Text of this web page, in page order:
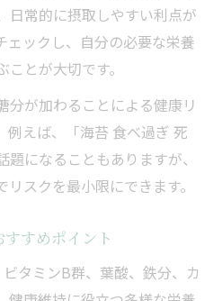
日常的に摂取しやすい利点が
ェックし、自分の必要な栄養
とが大切です。
分が加わることによる健康リ
例えば、「海苔 食べ過ぎ 死
になることもありますが、
スクを最小限にできます。
すめポイント
タミンB群、葉酸、鉄分、カ